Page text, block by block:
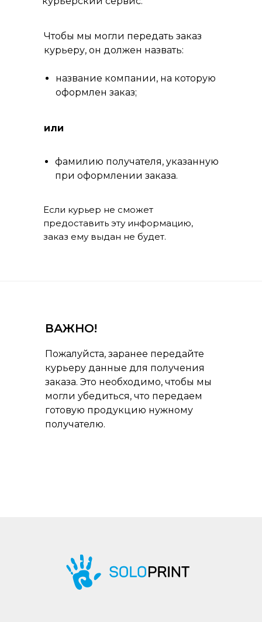
ВАЖНО!
Пожалуйста, заранее передайте
курьеру данные для получения
заказа. Это необходимо, чтобы мы
могли убедиться, что передаем
готовую продукцию нужному
получателю.
Если курьер не сможет
предоставить эту информацию,
заказ ему выдан не будет.
Чтобы мы могли передать заказ
курьеру, он должен назвать:
название компании, на которую
оформлен заказ;
фамилию получателя, указанную
при оформлении заказа.
или